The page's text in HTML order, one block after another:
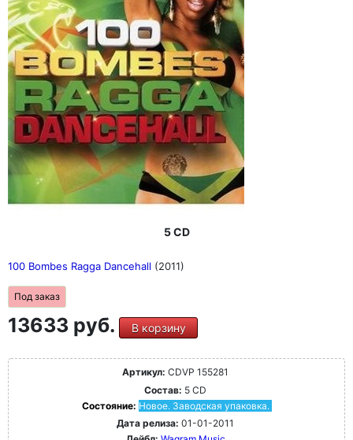
5 CD
100 Bombes Ragga Dancehall (2011)
Под заказ
13633 руб. В корзину
Артикул: CDVP 155281
Состав: 5 CD
Состояние: Новое. Заводская упаковка.
Дата релиза: 01-01-2011